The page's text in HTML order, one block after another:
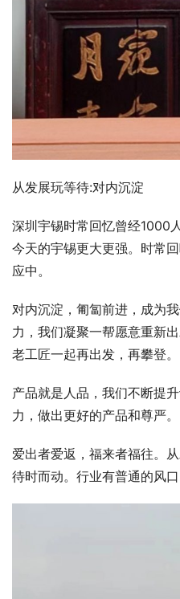
从发展玩等待:对内沉淀
深圳宇锡时常回忆曾经1000
今天的宇锡更大更强。时常
应中。
对内沉淀，匍匐前进，成为
力，我们凝聚一帮愿意重新
老工匠一起再出发，再攀登。
产品就是人品，我们不断提
力，做出更好的产品和尊严。
爱出者爱返，福来者福往。
待时而动。行业有普通的风